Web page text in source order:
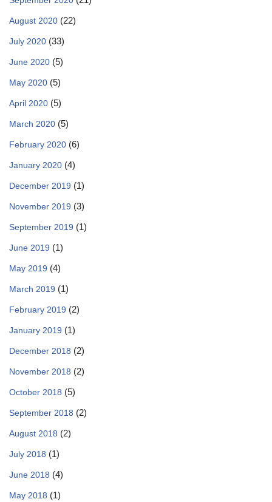
August 2020 (22)
July 2020 (33)
June 2020 (5)
May 2020 (5)
April 2020 (5)
March 2020 (5)
February 2020 (6)
January 2020 (4)
December 2019 (1)
November 2019 (3)
September 2019 (1)
June 2019 (1)
May 2019 (4)
March 2019 (1)
February 2019 (2)
January 2019 (1)
December 2018 (2)
November 2018 (2)
October 2018 (5)
September 2018 (2)
August 2018 (2)
July 2018 (1)
June 2018 (4)
May 2018 (1)